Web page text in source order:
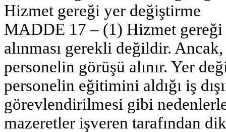
Hizmet gereği yer değiştirme
MADDE 17 – (1) Hizmet gereği
alınması gerekli değildir.
personelin görüşü alınır. Yer
personelin eğitimini aldığı iş
görevlendirilmesi gibi
mazeretler işveren tarafından